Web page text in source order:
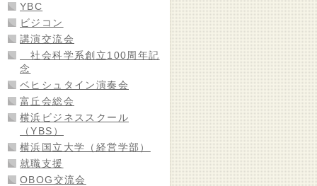
YBC
ビジコン
講演交流会
社会科学系創立100周年記
念
ベヒシュタイン演奏会
富丘会総会
横浜ビジネススクール
（YBS）
横浜国立大学（経営学部）
就職支援
OBOG交流会